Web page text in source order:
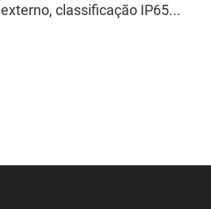
classificação IP65...